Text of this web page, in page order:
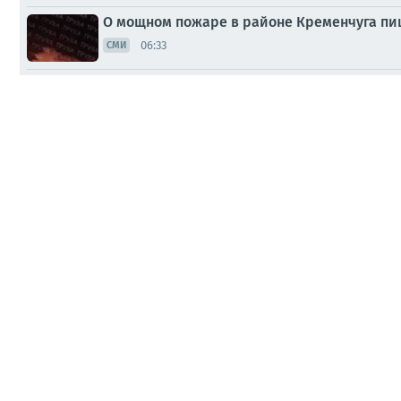
О мощном пожаре в районе Кременчуга
СМИ 06:33